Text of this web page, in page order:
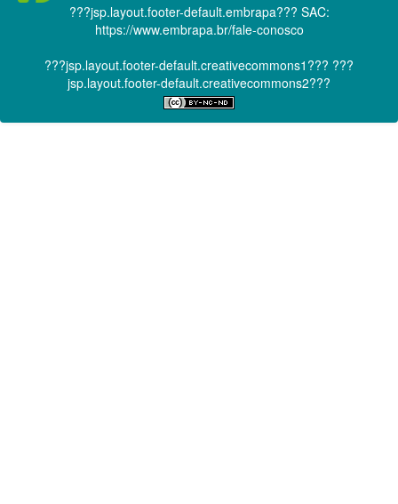
???jsp.layout.footer-default.embrapa??? SAC:
https://www.embrapa.br/fale-conosco
???jsp.layout.footer-default.creativecommons1??? ???
jsp.layout.footer-default.creativecommons2???